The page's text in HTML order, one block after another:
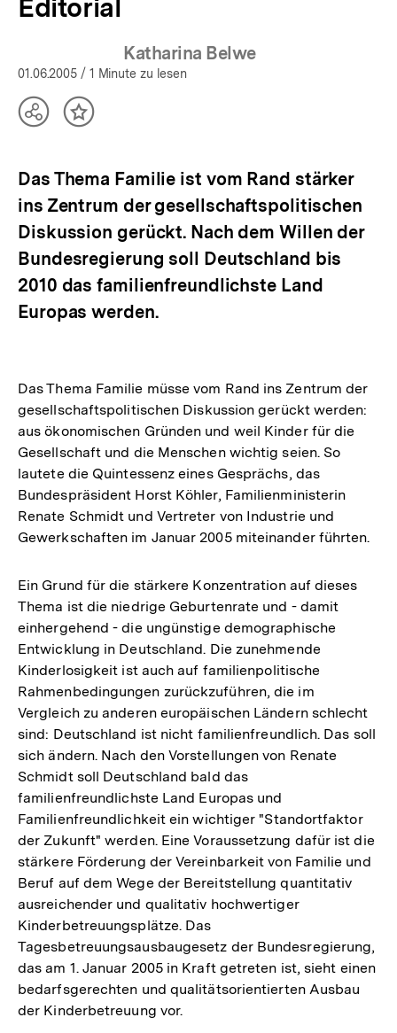
Editorial
Katharina Belwe
01.06.2005 / 1 Minute zu lesen
TeilenInhalt
Das Thema Familie ist vom Rand stärker
ins Zentrum der gesellschaftspolitischen
Diskussion gerückt. Nach dem Willen der
Bundesregierung soll Deutschland bis
2010 das familienfreundlichste Land
Europas werden.
Das Thema Familie müsse vom Rand ins Zentrum der
gesellschaftspolitischen Diskussion gerückt werden:
aus ökonomischen Gründen und weil Kinder für die
Gesellschaft und die Menschen wichtig seien. So
lautete die Quintessenz eines Gesprächs, das
Bundespräsident Horst Köhler, Familienministerin
Renate Schmidt und Vertreter von Industrie und
Gewerkschaften im Januar 2005 miteinander führten.
Ein Grund für die stärkere Konzentration auf dieses
Thema ist die niedrige Geburtenrate und - damit
einhergehend - die ungünstige demographische
Entwicklung in Deutschland. Die zunehmende
Kinderlosigkeit ist auch auf familienpolitische
Rahmenbedingungen zurückzuführen, die im
Vergleich zu anderen europäischen Ländern schlecht
sind: Deutschland ist nicht familienfreundlich. Das soll
sich ändern. Nach den Vorstellungen von Renate
Schmidt soll Deutschland bald das
familienfreundlichste Land Europas und
Familienfreundlichkeit ein wichtiger "Standortfaktor
der Zukunft" werden. Eine Voraussetzung dafür ist die
stärkere Förderung der Vereinbarkeit von Familie und
Beruf auf dem Wege der Bereitstellung quantitativ
ausreichender und qualitativ hochwertiger
Kinderbetreuungsplätze. Das
Tagesbetreuungsausbaugesetz der Bundesregierung,
das am 1. Januar 2005 in Kraft getreten ist, sieht einen
bedarfsgerechten und qualitätsorientierten Ausbau
der Kinderbetreuung vor.